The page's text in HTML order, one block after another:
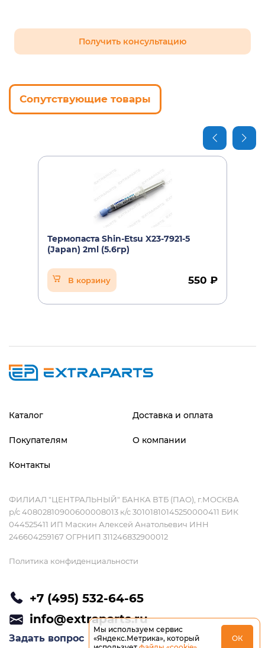
Получить консультацию
Сопутствующие товары
Термопаста Shin-Etsu X23-7921-5
(Japan) 2ml (5.6гр)
В корзину 550 ₽
Каталог Доставка и оплата
Покупателям О компании
Контакты
ФИЛИАЛ "ЦЕНТРАЛЬНЫЙ" БАНКА ВТБ (ПАО), г.МОСКВА
р/с 40802810900600008013 к/с 30101810145250000411 БИК
044525411 ИП Маскин Алексей Анатольевич ИНН
246604259167 ОГРНИП 311246832900012
Политика конфиденциальности
+7 (495) 532-64-65
info@extraparts.ru
Задать вопрос
Мы используем сервис
«Яндекс.Метрика», который
ОК